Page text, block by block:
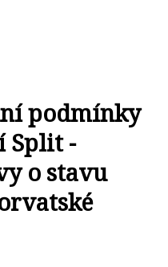
podmínky
Split -
o stavu